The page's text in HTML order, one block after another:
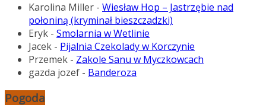
Karolina Miller - Wiesław Hop – Jastrzębie nad
połoniną (kryminał bieszczadzki)
Eryk - Smolarnia w Wetlinie
Jacek - Pijalnia Czekolady w Korczynie
Przemek - Zakole Sanu w Myczkowcach
gazda jozef - Banderoza
Pogoda